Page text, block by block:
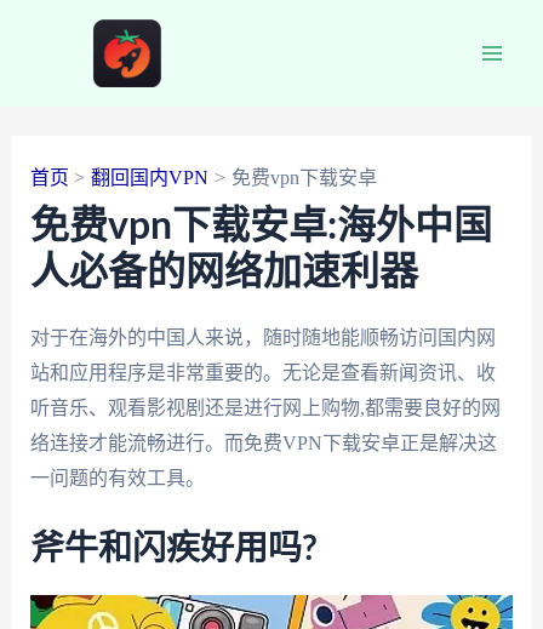
首页 翻回国内VPN 免费vpn下载安卓
免费vpn下载安卓:海外中国
人必备的网络加速利器
对于在海外的中国人来说，随时随地能顺畅访问国内网
站和应用程序是非常重要的。无论是查看新闻资讯、收
听音乐、观看影视剧还是进行网上购物,都需要良好的网
络连接才能流畅进行。而免费VPN下载安卓正是解决这
一问题的有效工具。
斧牛和闪疾好用吗?